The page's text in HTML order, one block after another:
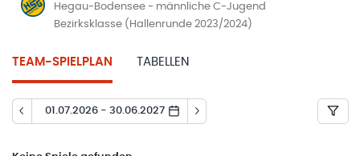
Hegau-Bodensee - männliche C-Jugend
Bezirksklasse (Hallenrunde 2023/2024)
TEAM-SPIELPLAN TABELLEN
01.07.2026 - 30.06.2027